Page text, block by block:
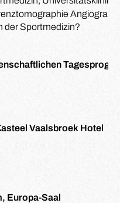
der Sportmedizin?
Vaalsbroek Hotel
Europa-Saal